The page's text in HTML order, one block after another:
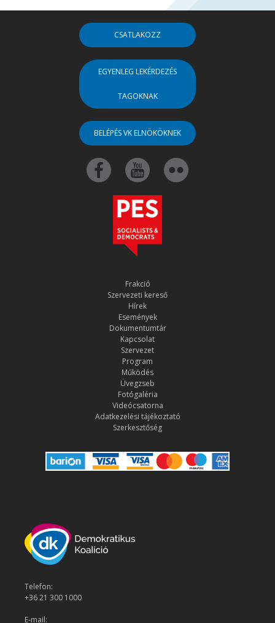
CSATLAKOZZ
EGYENLEG LEKÉRDEZÉS
TAGOKNAK
BELÉPÉS VK ELNÖKÖKNEK
Frakció
Szervezeti kereső
Hírek
Események
Dokumentumtár
Kapcsolat
Szervezet
Program
Működés
Üvegzseb
Fotógaléria
Videócsatorna
Adatkezelési tájékoztató
Szerkesztőség
Telefon:
+36 21 300 1000
E-mail: